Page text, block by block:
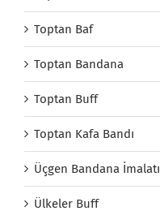
Toptan Baf
Toptan Bandana
Toptan Buff
Toptan Kafa Bandı
Üçgen Bandana İmalatı
Ülkeler Buff